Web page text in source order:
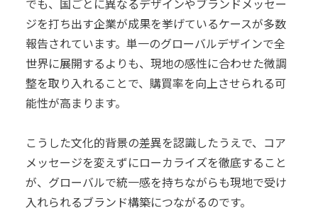
ジを打ち出す企業が成果を挙げているケースが多数
報告されています。単一のグローバルデザインで全
世界に展開するよりも、現地の感性に合わせた微調
整を取り入れることで、購買率を向上させられる可
能性が高まります。
こうした文化的背景の差異を認識したうえで、コア
メッセージを変えずにローカライズを徹底すること
が、グローバルで統一感を持ちながらも現地で受け
入れられるブランド構築につながるのです。